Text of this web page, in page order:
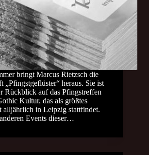
bringt Marcus Rietzsch die
„Pfingstgeflüster“ heraus. Sie ist
Rückblick auf das Pfingstreffen
Kultur, das als größtes
alljährlich in Leipzig stattfindet.
Events dieser…